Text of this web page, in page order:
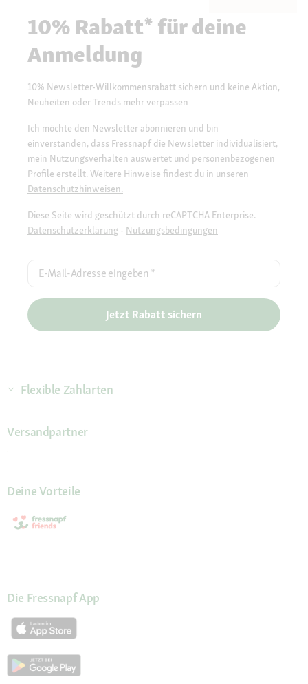
10% Rabatt* für deine
Anmeldung
10% Newsletter-Willkommensrabatt sichern und keine Aktion,
Neuheiten oder Trends mehr verpassen
Ich möchte den Newsletter abonnieren und bin
einverstanden, dass Fressnapf die Newsletter individualisiert,
mein Nutzungsverhalten auswertet und personenbezogenen
Profile erstellt. Weitere Hinweise findest du in unseren
Datenschutzhinweisen.
Diese Seite wird geschützt durch reCAPTCHA Enterprise.
Datenschutzerklärung - Nutzungsbedingungen
E-Mail-Adresse eingeben *
Jetzt Rabatt sichern
Flexible Zahlarten
Versandpartner
Deine Vorteile
Die Fressnapf App